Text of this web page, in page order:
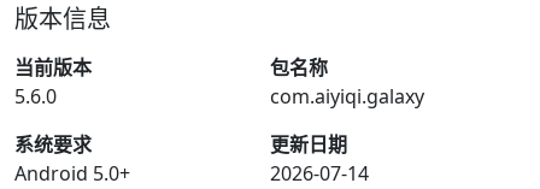
版本信息
当前版本
5.6.0
包名称
com.aiyiqi.galaxy
系统要求
Android 5.0+
更新日期
2026-07-14